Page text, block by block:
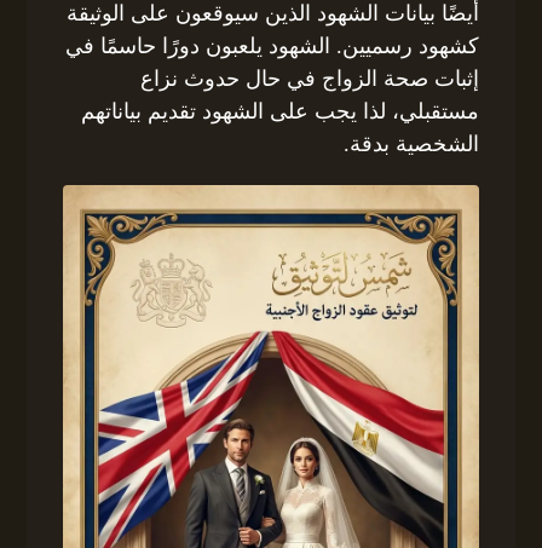
أيضًا بيانات الشهود الذين سيوقعون على الوثيقة
كشهود رسميين. الشهود يلعبون دورًا حاسمًا في
إثبات صحة الزواج في حال حدوث نزاع
مستقبلي، لذا يجب على الشهود تقديم بياناتهم
الشخصية بدقة.